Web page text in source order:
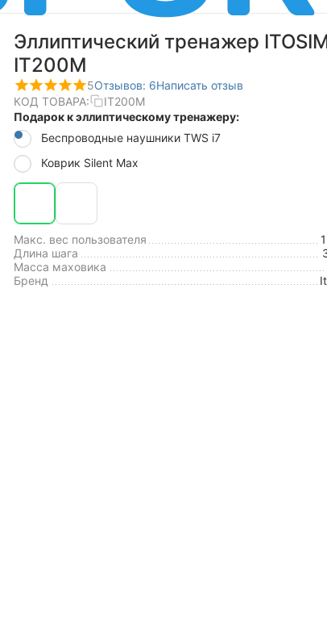
Эллиптический тренажер
IT200M
5Отзывов: 6Написать отзыв
КОД ТОВАРА:
IT200M
Подарок к эллиптическому тренажеру:
Беспроводные наушники TWS i7
Коврик Silent Max
Макс. вес пользователя
Длина шага
Масса маховика
Бренд